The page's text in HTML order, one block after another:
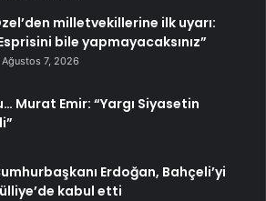
milletvekillerine ilk uyarı:
bile yapmayacaksınız”
Ağustos 7, 2026
Murat Emir: “Yargı Siyasetin
Erdoğan, Bahçeli’yi
kabul etti